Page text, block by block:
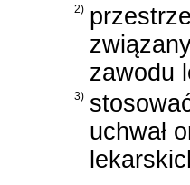
2)
zawodu
3)
uchwał